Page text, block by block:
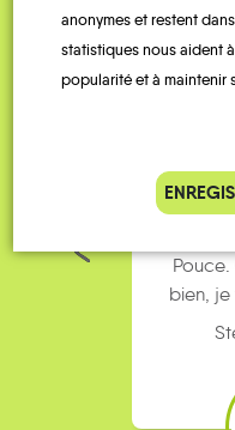
Je vais
parking
Pouce.
bien, je
anonymes et restent
statistiques nous aident
popularité et à maintenir